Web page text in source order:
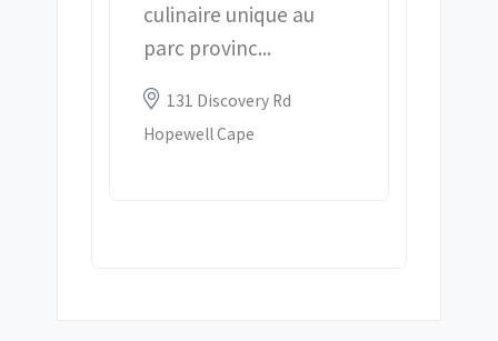
culinaire unique au
parc provinc...
Location:
131 Discovery Rd
Hopewell Cape